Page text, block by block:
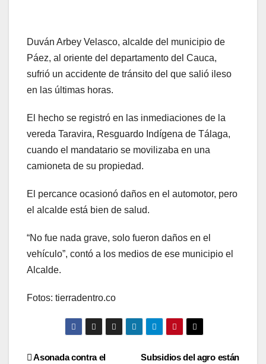
Duván Arbey Velasco, alcalde del municipio de
Páez, al oriente del departamento del Cauca,
sufrió un accidente de tránsito del que salió ileso
en las últimas horas.
El hecho se registró en las inmediaciones de la
vereda Taravira, Resguardo Indígena de Tálaga,
cuando el mandatario se movilizaba en una
camioneta de su propiedad.
El percance ocasionó daños en el automotor, pero
el alcalde está bien de salud.
“No fue nada grave, solo fueron daños en el
vehículo”, contó a los medios de ese municipio el
Alcalde.
Fotos: tierradentro.co
Subsidios del agro están
Asonada contra el